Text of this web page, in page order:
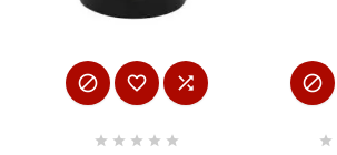
  
    

